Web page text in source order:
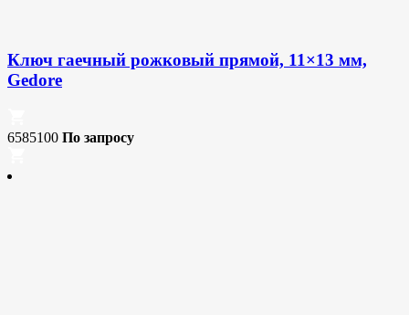
Ключ гаечный рожковый прямой, 11×13 мм,
Gedore
6585100 По запросу